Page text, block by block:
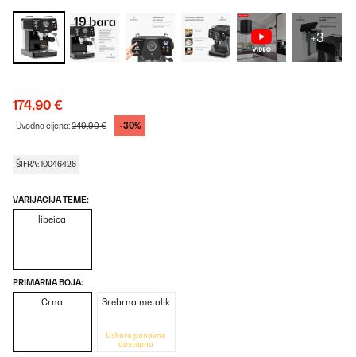
+3
174,90 €
Uvodna cijena:249,90 € -30%
ŠIFRA: 10046426
VARIJACIJA TEME:
libeica
PRIMARNA BOJA:
Crna Srebrna metalik
Uskoro ponovno
dostupno